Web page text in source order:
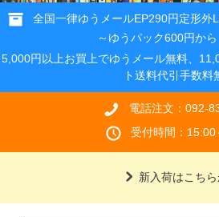
全国一律ゆうメールEP290円定形外
～ゆうパック600円から
5,000円以上お買上でゆうメール無料、
ト送料代引手数料
電話注文：092-
受付時間：15:00
新入荷はこちら